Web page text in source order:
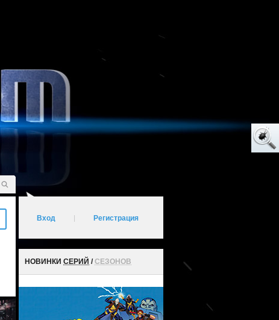
Вход Регистрация
НОВИНКИ СЕРИЙ /СЕЗОНОВ